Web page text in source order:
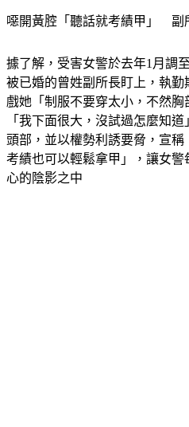
據了解，受害女警於去年1月調
被已婚的曾姓副所長盯上，執
戲她「制服不要穿太小，不然
「我下面很大，沒試過怎麼知
頭部，並以權勢利誘要脅，宣
考績也可以輕鬆拿甲」，讓女警